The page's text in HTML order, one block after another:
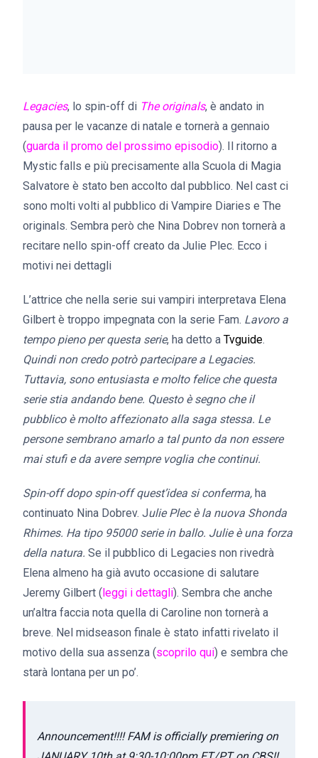
Legacies, lo spin-off di The originals, è andato in
pausa per le vacanze di natale e tornerà a gennaio
(guarda il promo del prossimo episodio). Il ritorno a
Mystic falls e più precisamente alla Scuola di Magia
Salvatore è stato ben accolto dal pubblico. Nel cast ci
sono molti volti al pubblico di Vampire Diaries e The
originals. Sembra però che Nina Dobrev non tornerà a
recitare nello spin-off creato da Julie Plec. Ecco i
motivi nei dettagli
L’attrice che nella serie sui vampiri interpretava Elena
Gilbert è troppo impegnata con la serie Fam. Lavoro a
tempo pieno per questa serie, ha detto a Tvguide.
Quindi non credo potrò partecipare a Legacies.
Tuttavia, sono entusiasta e molto felice che questa
serie stia andando bene. Questo è segno che il
pubblico è molto affezionato alla saga stessa. Le
persone sembrano amarlo a tal punto da non essere
mai stufi e da avere sempre voglia che continui.
Spin-off dopo spin-off quest’idea si conferma, ha
continuato Nina Dobrev. Julie Plec è la nuova Shonda
Rhimes. Ha tipo 95000 serie in ballo. Julie è una forza
della natura. Se il pubblico di Legacies non rivedrà
Elena almeno ha già avuto occasione di salutare
Jeremy Gilbert (leggi i dettagli). Sembra che anche
un’altra faccia nota quella di Caroline non tornerà a
breve. Nel midseason finale è stato infatti rivelato il
motivo della sua assenza (scoprilo qui) e sembra che
starà lontana per un po’.
Announcement!!!! FAM is officially premiering on